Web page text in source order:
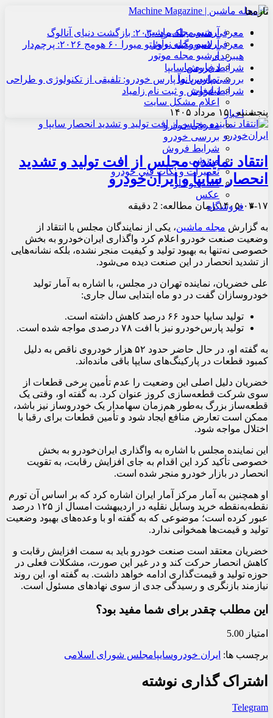
آرشیو مجله ماشین
آرشیو مجله نوآور
آرشیو مجله موتور
درباره ما
تماس با ما
تبلیغات
اعلام مشکل سایت
اخبار
معرفی خودرو
بررسی خودرو
شرایط فروش
ورزشی
تعمیرات و نکات فنی خودرو
کسب و کار
عکس
فروشگاه
تازه‌ها
معرفی هنسی بلک‌برد ۲۰۳۰: بازگشت دنیای آنالوگ
معرفی لامبورگینی روئلتو میورا ۶۰ هومج ۲۰۲۶: پرچم‌دار
هیبریدی
شرایط فروش سایپا
بررسی پارس نوآ پارس خودرو: تلفیقی از تکنولوژی و طراحی
شرایط فروش و ثبت نام زامیاد
پنجشنبه , ۱۵ مرداد ۱۴۰۵
انتقاد نماینده مجلس از افت تولید و تشدید
انحصار سایپا و ایران‌خودرو
۱۴۰۵-۰۳-۱۷زمان مطالعه: 2 دقیقه
به گزارش مجله ماشین، یکی از نمایندگان مجلس با انتقاد از
وضعیت صنعت خودرو اعلام کرد واگذاری ایران‌خودرو به بخش
خصوصی نه‌تنها به بهبود تولید و کیفیت منجر نشده، بلکه نشانه‌هایی
از تشدید انحصار در این صنعت دیده می‌شود.
علی خضریان، نماینده تهران در مجلس، با اشاره به آمار تولید
خودروسازان گفت در دو ماه ابتدایی سال جاری:
تولید سایپا حدود ۶۶ درصد کاهش داشته است.
تولید پارس‌خودرو نیز با افت ۷۸ درصدی مواجه شده است.
به گفته او، در حال حاضر حدود ۵۲ هزار خودروی ناقص به دلیل
کمبود قطعات در پارکینگ‌های سایپا باقی مانده‌اند.
خضریان دلیل اصلی این وضعیت را عدم تأمین برخی قطعات از
سوی شرکت قطعه‌سازی کروز عنوان کرد. به گفته او، وقتی یک
قطعه‌ساز بزرگ به‌طور هم‌زمان سهامدار یک خودروساز نیز باشد،
ممکن است تعارض منافع ایجاد شود و تأمین قطعات برای رقبا با
اختلال مواجه شود.
این نماینده مجلس با اشاره به واگذاری ایران‌خودرو به بخش
خصوصی تأکید کرد این اقدام به جای افزایش رقابت، به تقویت
انحصار در بازار خودرو منجر شده است.
او همچنین به آمار مرکز آمار ایران اشاره کرد که بر اساس آن تورم
نقطه‌به‌نقطه خرید وسایل نقلیه در اردیبهشت امسال از ۱۲۵ درصد
عبور کرده است؛ موضوعی که به گفته او با وعده‌های بهبود وضعیت
تولید و قیمت‌ها همخوانی ندارد.
خضریان معتقد است صنعت خودرو باید به سمت افزایش رقابت و
کاهش انحصار حرکت کند و در غیر این صورت، مشکلات فعلی در
حوزه تولید و قیمت‌گذاری ادامه خواهد داشت. به گفته او، این روند
نیازمند بازنگری و رسیدگی جدی از سوی نهادهای مسئول است.
این مطلب چقدر برای شما مفید بود؟
امتیاز 5.00
برچسب ها: ایران خودروسایپامجلس شورای اسلامی
اشتراک گذاری نوشته
Telegram